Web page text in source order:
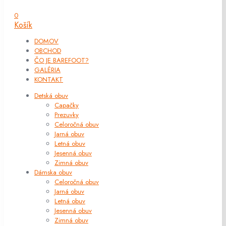
0
Košík
DOMOV
OBCHOD
ČO JE BAREFOOT?
GALÉRIA
KONTAKT
Detská obuv
Capačky
Prezuvky
Celoročná obuv
Jarná obuv
Letná obuv
Jesenná obuv
Zimná obuv
Dámska obuv
Celoročná obuv
Jarná obuv
Letná obuv
Jesenná obuv
Zimná obuv